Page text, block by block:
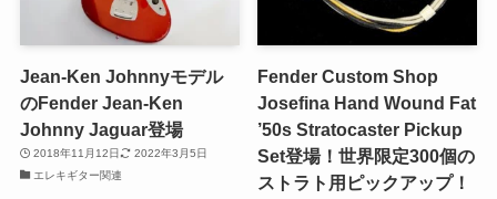
Jean-Ken Johnnyモデル
のFender Jean-Ken
Johnny Jaguar登場
2018年11月12日
2022年3月5日
エレキギター関連
Fender Custom Shop
Josefina Hand Wound Fat
’50s Stratocaster Pickup
Set登場！世界限定300個の
ストラト用ピックアップ！